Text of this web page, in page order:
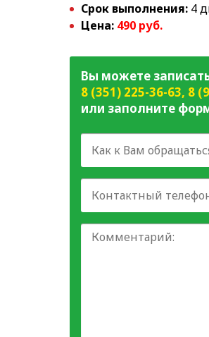
Срок выполнения: 4
Цена: 490 руб.
Вы можете
8 (351) 225-36-63, 8
или заполните